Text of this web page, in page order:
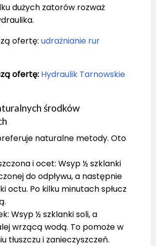
dużych zatorów rozważ
ofertę: udrażnianie rur
ofertę: Hydraulik Tarnowskie
środków
naturalne metody. Oto
i ocet: Wsyp ½ szklanki
do odpływu, a następnie
octu. Po kilku minutach spłucz
Wsyp ½ szklanki soli, a
wrzącą wodą. To pomoże w
tłuszczu i zanieczyszczeń.